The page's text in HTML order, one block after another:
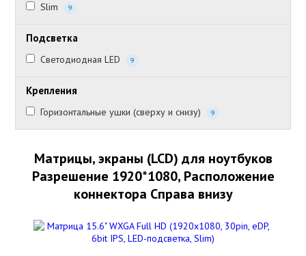
Slim 9
Подсветка
Светодиодная LED 9
Крепления
Горизонтальные ушки (сверху и снизу) 9
Матрицы, экраны (LCD) для ноутбуков
Разрешение 1920*1080, Расположение
коннектора Справа внизу